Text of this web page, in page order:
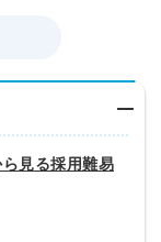
見る採用難易